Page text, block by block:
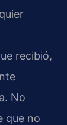
recibió,
No
que no